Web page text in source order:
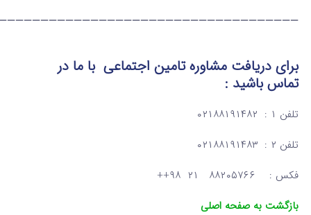
برای دریافت مشاوره تامین اجتماعیبا ما در
تماسباشید :
تلفن ۱ : ۰۲۱۸۸۱۹۱۴۸۲
تلفن ۲ : ۰۲۱۸۸۱۹۱۴۸۳
فکس : ۸۸۲۰۵۷۶۶ ۲۱ ۹۸++
بازگشت به صفحه اصلی